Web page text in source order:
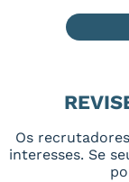
Os
interesses. Se